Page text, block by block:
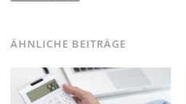
ÄHNLICHE BEITRÄGE